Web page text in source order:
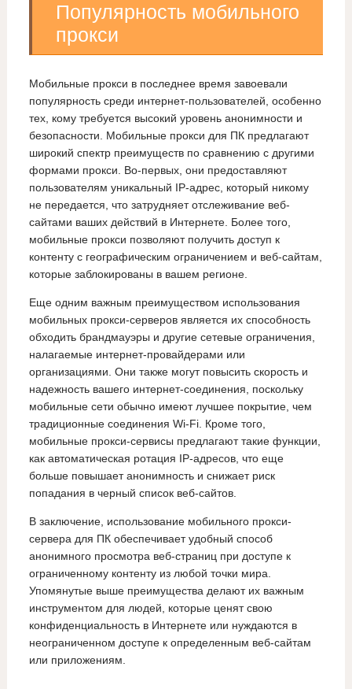
Популярность мобильного
прокси
Мобильные прокси в последнее время завоевали
популярность среди интернет-пользователей, особенно
тех, кому требуется высокий уровень анонимности и
безопасности. Мобильные прокси для ПК предлагают
широкий спектр преимуществ по сравнению с другими
формами прокси. Во-первых, они предоставляют
пользователям уникальный IP-адрес, который никому
не передается, что затрудняет отслеживание веб-
сайтами ваших действий в Интернете. Более того,
мобильные прокси позволяют получить доступ к
контенту с географическим ограничением и веб-сайтам,
которые заблокированы в вашем регионе.
Еще одним важным преимуществом использования
мобильных прокси-серверов является их способность
обходить брандмауэры и другие сетевые ограничения,
налагаемые интернет-провайдерами или
организациями. Они также могут повысить скорость и
надежность вашего интернет-соединения, поскольку
мобильные сети обычно имеют лучшее покрытие, чем
традиционные соединения Wi-Fi. Кроме того,
мобильные прокси-сервисы предлагают такие функции,
как автоматическая ротация IP-адресов, что еще
больше повышает анонимность и снижает риск
попадания в черный список веб-сайтов.
В заключение, использование мобильного прокси-
сервера для ПК обеспечивает удобный способ
анонимного просмотра веб-страниц при доступе к
ограниченному контенту из любой точки мира.
Упомянутые выше преимущества делают их важным
инструментом для людей, которые ценят свою
конфиденциальность в Интернете или нуждаются в
неограниченном доступе к определенным веб-сайтам
или приложениям.